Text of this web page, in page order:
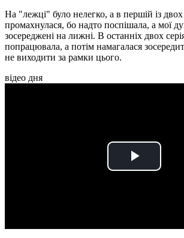
На "лежці" було нелегко, а в першій із
промахнулася, бо надто поспішала, а мої
зосереджені на лижні. В останніх двох
попрацювала, а потім намагалася
не виходити за рамки цього.
відео дня
Play